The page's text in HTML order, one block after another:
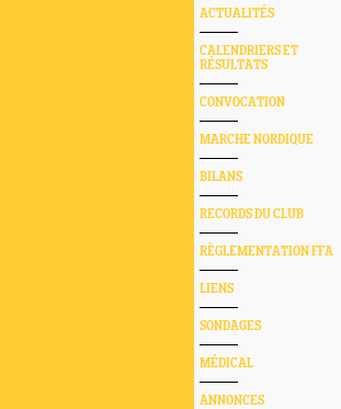
ACTUALITÉS
CALENDRIERS ET
RÉSULTATS
CONVOCATION
MARCHE NORDIQUE
BILANS
RECORDS DU CLUB
RÈGLEMENTATION FFA
LIENS
SONDAGES
MÉDICAL
ANNONCES